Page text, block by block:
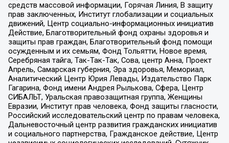
средств массовой информации, Горячая Линия, В защиту
прав заключенных, Институт глобализации и социальных
движений, Центр социально-информационных инициатив
Действие, Благотворительный фонд охраны здоровья и
защиты прав граждан, Благотворительный фонд помощи
осужденным и их семьям, Фонд Тольятти, Новое время,
Серебряная тайга, Так-Так-Так, Сова, центр Анна, Проект
Апрель, Самарская губерния, Эра здоровья, Мемориал,
Аналитический Центр Юрия Левады, Издательство Парк
Гагарина, Фонд имени Андрея Рылькова, Сфера, Центр
СИБАЛЬТ, Уральская правозащитная группа, Женщины
Евразии, Институт прав человека, Фонд защиты гласности,
Российский исследовательский центр по правам человека,
Дальневосточный центр развития гражданских инициатив
и социального партнерства, Гражданское действие, Центр